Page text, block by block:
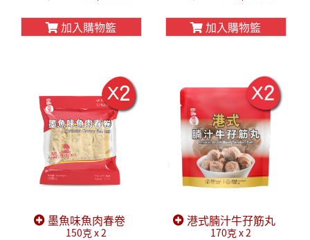
加入購物籃
加入購物籃
墨魚味魚肉春卷
150克 x 2
港式腩汁牛孖筋丸
170克 x 2